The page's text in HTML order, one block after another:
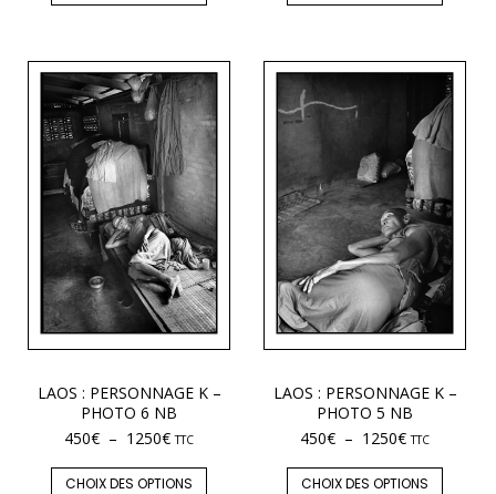
LAOS : PERSONNAGE K –
PHOTO 6 NB
450€ – 1250€ TTC
CHOIX DES OPTIONS
LAOS : PERSONNAGE K –
PHOTO 5 NB
450€ – 1250€ TTC
CHOIX DES OPTIONS